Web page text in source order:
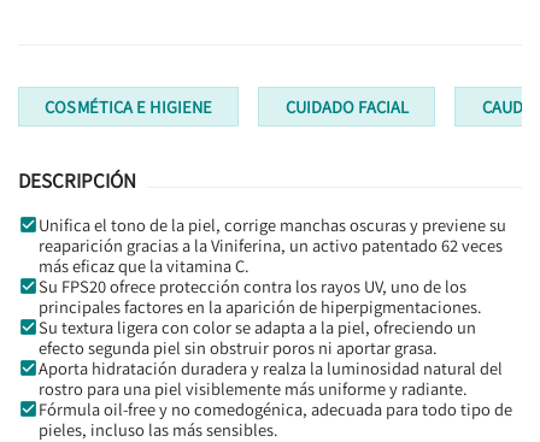
COSMÉTICA E HIGIENE CUIDADO FACIAL
DESCRIPCIÓN
Unifica el tono de la piel, corrige manchas oscuras y previene su
reaparición gracias a la Viniferina, un activo patentado 62 veces
más eficaz que la vitamina C.
Su FPS20 ofrece protección contra los rayos UV, uno de los
principales factores en la aparición de hiperpigmentaciones.
Su textura ligera con color se adapta a la piel, ofreciendo un
efecto segunda piel sin obstruir poros ni aportar grasa.
Aporta hidratación duradera y realza la luminosidad natural del
rostro para una piel visiblemente más uniforme y radiante.
Fórmula oil-free y no comedogénica, adecuada para todo tipo de
pieles, incluso las más sensibles.